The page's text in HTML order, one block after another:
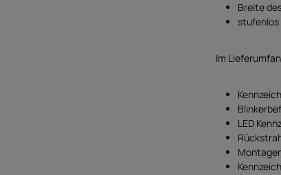
Breite
Im
LED